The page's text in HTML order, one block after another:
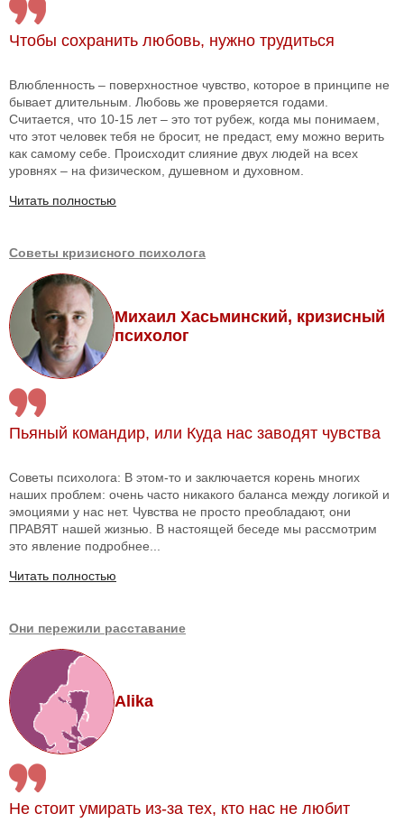
Чтобы сохранить любовь, нужно трудиться
Влюбленность – поверхностное чувство, которое в принципе не
бывает длительным. Любовь же проверяется годами.
Считается, что 10-15 лет – это тот рубеж, когда мы понимаем,
что этот человек тебя не бросит, не предаст, ему можно верить
как самому себе. Происходит слияние двух людей на всех
уровнях – на физическом, душевном и духовном.
Читать полностью
Советы кризисного психолога
Михаил Хасьминский, кризисный
психолог
Пьяный командир, или Куда нас заводят чувства
Советы психолога: В этом-то и заключается корень многих
наших проблем: очень часто никакого баланса между логикой и
эмоциями у нас нет. Чувства не просто преобладают, они
ПРАВЯТ нашей жизнью. В настоящей беседе мы рассмотрим
это явление подробнее...
Читать полностью
Они пережили расставание
Alika
Не стоит умирать из-за тех, кто нас не любит